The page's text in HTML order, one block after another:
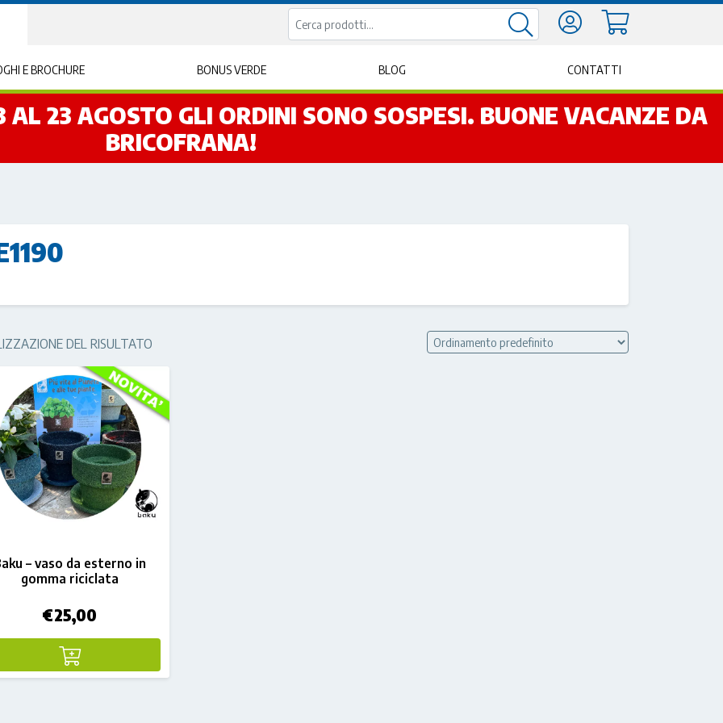
E BROCHURE BONUS VERDE BLOG CONTATTI
23 AGOSTO GLI ORDINI SONO SOSPESI. BUONE VACANZE DA
BRICOFRANA!
DEL RISULTATO
– vaso da esterno in
gomma riciclata
€25,00